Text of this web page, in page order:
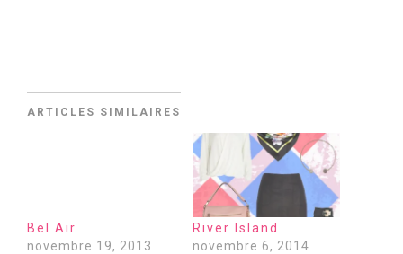
ARTICLES SIMILAIRES
Bel Air
novembre 19, 2013
River Island
novembre 6, 2014